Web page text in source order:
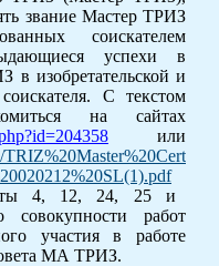
звание Мастер ТРИЗ
соискателем
успехи в
в изобретательской и
С текстом
на сайтах
или
4, 12, 24, 25 и
работ
участия в работе
МА ТРИЗ.